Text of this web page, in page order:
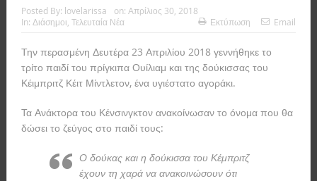
Posted By: lovelarissa on: Απρίλιος 30, 2018
In: Διάσημοι, Τελευταία Νέα Εκτύπωση Email
Την περασμένη Δευτέρα 23 Απριλίου 2018 γεννήθηκε το
τρίτο παιδί του πρίγκιπα Ουίλιαμ και της δούκισσας του
Κέιμπριτζ Κέιτ Μίντλετον, ένα υγιέστατο αγοράκι.
Τα Ανάκτορα του Κένσινγκτον ανακοίνωσαν το όνομα που θα
δώσει το ζεύγος στο παιδί τους:
Ο δούκας και η δούκισσα του Κέμπριτζ
έχουν τη χαρά να ανακοινώσουν ότι